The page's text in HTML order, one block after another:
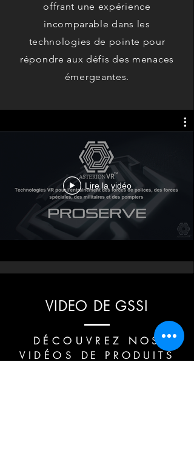
offrant une expérience
incomparable dans les
technologies de pointe pour
répondre aux défis des menaces
émergeantes.
Lire la vidéo
VIDEO DE GSSI
DÉCOUVREZ
NOS
VIDÉOS
DE PRODUITS